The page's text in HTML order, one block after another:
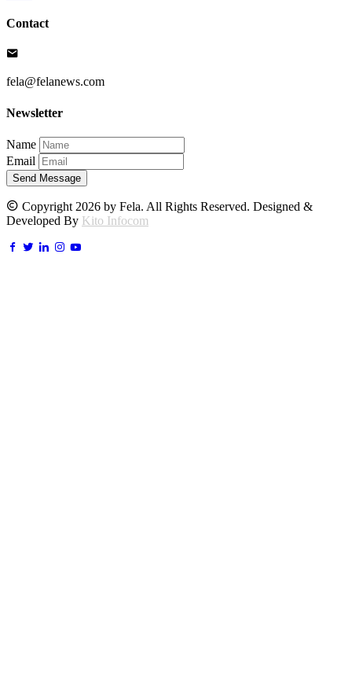
Contact
fela@felanews.com
Newsletter
Name
Email
Send Message
Copyright 2026 by Fela. All Rights Reserved. Designed &
Developed By Kito Infocom